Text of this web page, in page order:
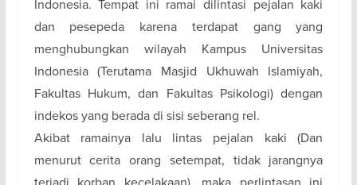
Indonesia. Tempat ini ramai dilintasi pejalan kaki
dan pesepeda karena terdapat gang yang
menghubungkan wilayah Kampus Universitas
Indonesia (Terutama Masjid Ukhuwah Islamiyah,
Fakultas Hukum, dan Fakultas Psikologi) dengan
indekos yang berada di sisi seberang rel.
Akibat ramainya lalu lintas pejalan kaki (Dan
menurut cerita orang setempat, tidak jarangnya